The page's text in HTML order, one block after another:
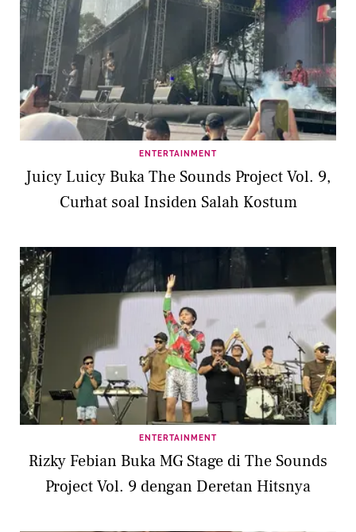
ENTERTAINMENT
Juicy Luicy Buka The Sounds Project Vol. 9,
Curhat soal Insiden Salah Kostum
ENTERTAINMENT
Rizky Febian Buka MG Stage di The Sounds
Project Vol. 9 dengan Deretan Hitsnya